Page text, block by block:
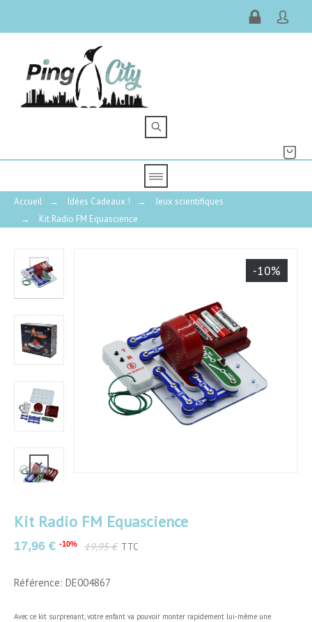
Accueil → Idées Cadeaux ! →
Jeux scientifiques
→
Kit Radio FM Equascience
-10%
Kit Radio FM Equascience
17,96 € -10% 19,95 € TTC
Référence: DE004867
Avec ce kit surprenant, votre enfant va pouvoir monter rapidement lui-même une
Couleurs